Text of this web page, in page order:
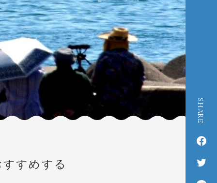
SHARE
すめする